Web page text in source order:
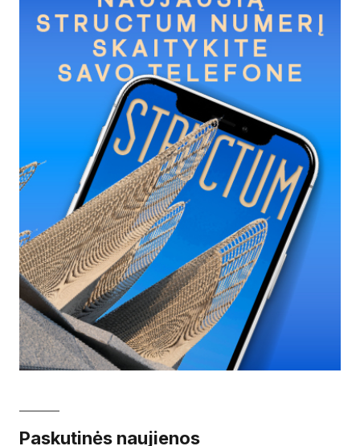
Paskutinės naujienos